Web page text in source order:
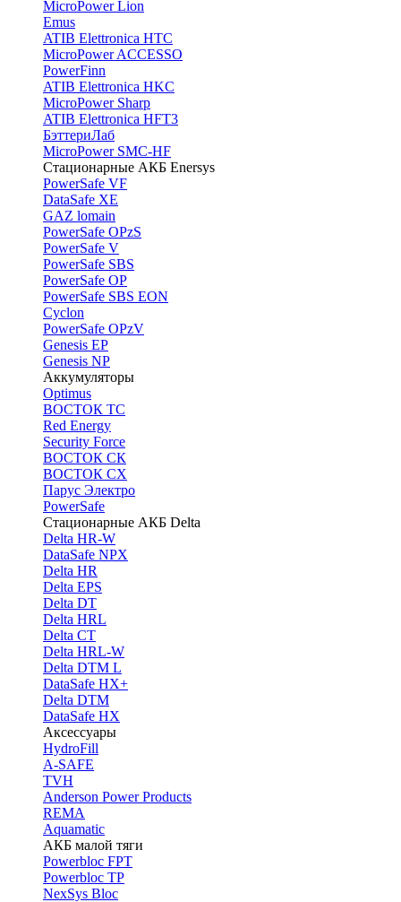
MicroPower Lion
Emus
ATIB Elettronica HTC
MicroPower ACCESSO
PowerFinn
ATIB Elettronica HKC
MicroPower Sharp
ATIB Elettronica HFT3
БэттериЛаб
MicroPower SMC-HF
Стационарные АКБ Enersys
PowerSafe VF
DataSafe XE
GAZ lomain
PowerSafe OPzS
PowerSafe V
PоwerSafe SBS
PowerSafe OP
PоwerSafe SBS EON
Cyclon
PowerSafe OPzV
Genesis EP
Genesis NP
Аккумуляторы
Optimus
ВОСТОК ТС
Red Energy
Security Force
ВОСТОК СК
ВОСТОК СХ
Парус Электро
PowerSafe
Стационарные АКБ Delta
Delta HR-W
DataSafe NPX
Delta HR
Delta EPS
Delta DT
Delta HRL
Delta CT
Delta HRL-W
Delta DTM L
DataSafe HX+
Delta DTM
DataSafe HX
Аксессуары
HydroFill
A-SAFE
TVH
Anderson Power Products
REMA
Aquamatic
АКБ малой тяги
Powerbloc FPT
Powerbloc TP
NexSys Bloc